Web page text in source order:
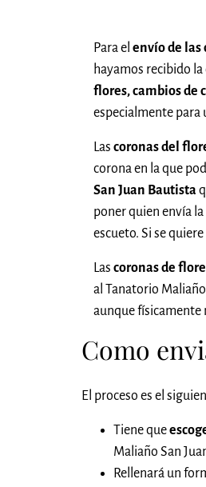
Para el envío de las
hayamos recibido
flores, cambios de
especialmente para
Las coronas del
corona en la que
San Juan Bautista
poner quien envía
escueto. Si se
Las coronas de
al Tanatorio
aunque físicamente
Como
El proceso es el
Tiene que
Maliaño San
Rellenará un